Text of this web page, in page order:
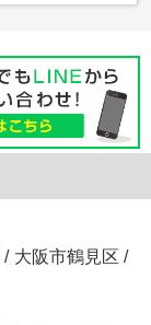
/ 大阪市鶴見区 /